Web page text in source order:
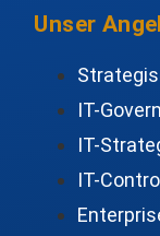
Unser
IT-
IT-
IT-